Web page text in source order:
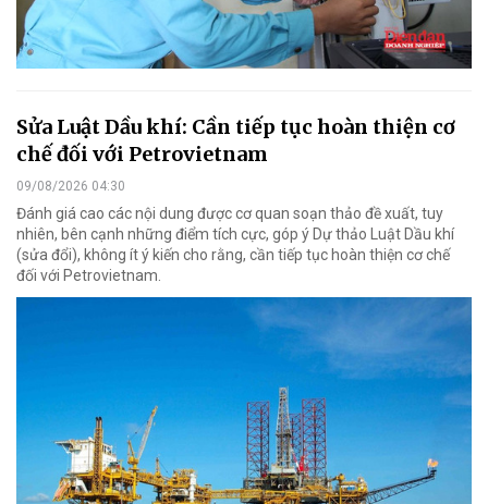
Sửa Luật Dầu khí: Cần tiếp tục hoàn thiện cơ
chế đối với Petrovietnam
09/08/2026 04:30
Đánh giá cao các nội dung được cơ quan soạn thảo đề xuất, tuy
nhiên, bên cạnh những điểm tích cực, góp ý Dự thảo Luật Dầu khí
(sửa đổi), không ít ý kiến cho rằng, cần tiếp tục hoàn thiện cơ chế
đối với Petrovietnam.